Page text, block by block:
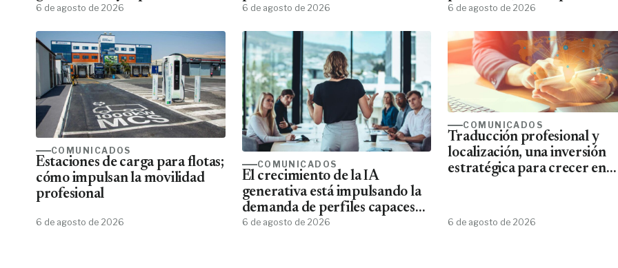
Gran Canaria
6 de agosto de 2026 6 de agosto de 2026
datos que ya tienes'
6 de agosto de 2026
COMUNICADOS
Estaciones de carga para flotas;
cómo impulsan la movilidad
profesional
6 de agosto de 2026
COMUNICADOS
El crecimiento de la IA
generativa está impulsando la
demanda de perfiles capaces
de aplicar esta tecnología
6 de agosto de 2026
COMUNICADOS
Traducción profesional y
localización, una inversión
estratégica para crecer en
6 de agosto de 2026